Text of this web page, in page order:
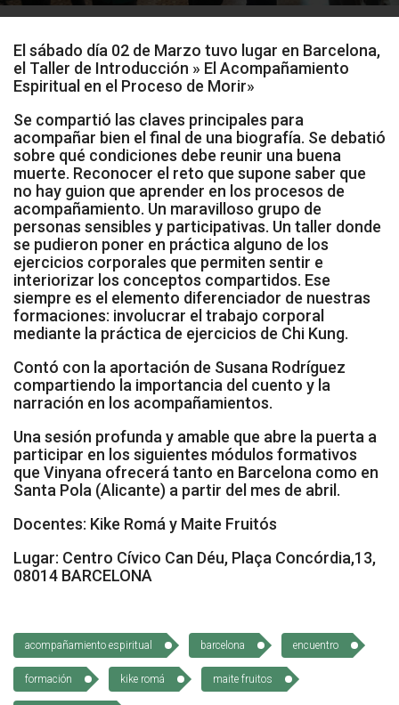
Docentes
Socios Colaboradores
Colaboramos con
Formaciones
Nuestra propuesta de formación
Realizadas
Noticias
Vídeos
Contacto
Cómo Colaborar
El sábado día 02 de Marzo tuvo lugar en Barcelona,
el Taller de Introducción » El Acompañamiento
Espiritual en el Proceso de Morir»
Se compartió las claves principales para
acompañar bien el final de una biografía. Se debatió
sobre qué condiciones debe reunir una buena
muerte. Reconocer el reto que supone saber que
no hay guion que aprender en los procesos de
acompañamiento. Un maravilloso grupo de
personas sensibles y participativas. Un taller donde
se pudieron poner en práctica alguno de los
ejercicios corporales que permiten sentir e
interiorizar los conceptos compartidos. Ese
siempre es el elemento diferenciador de nuestras
formaciones: involucrar el trabajo corporal
mediante la práctica de ejercicios de Chi Kung.
Contó con la aportación de Susana Rodríguez
compartiendo la importancia del cuento y la
narración en los acompañamientos.
Una sesión profunda y amable que abre la puerta a
participar en los siguientes módulos formativos
que Vinyana ofrecerá tanto en Barcelona como en
Santa Pola (Alicante) a partir del mes de abril.
Docentes: Kike Romá y Maite Fruitós
Lugar: Centro Cívico Can Déu, Plaça Concórdia,13,
08014 BARCELONA
acompañamiento espiritual barcelona encuentro
formación kike romá maite fruitos